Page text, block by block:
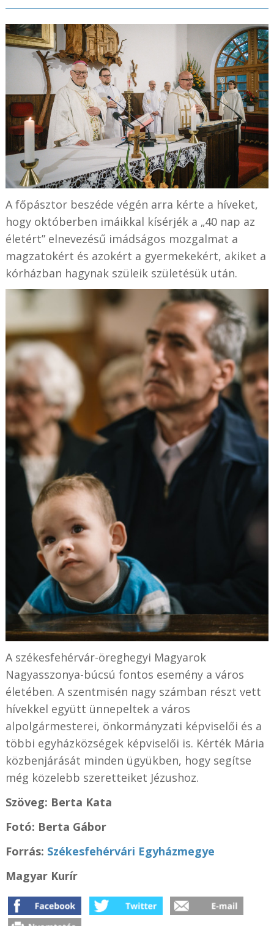
A főpásztor beszéde végén arra kérte a híveket,
hogy októberben imáikkal kísérjék a „40 nap az
életért” elnevezésű imádságos mozgalmat a
magzatokért és azokért a gyermekekért, akiket a
kórházban hagynak szüleik születésük után.
A székesfehérvár-öreghegyi Magyarok
Nagyasszonya-búcsú fontos esemény a város
életében. A szentmisén nagy számban részt vett
hívekkel együtt ünnepeltek a város
alpolgármesterei, önkormányzati képviselői és a
többi egyházközségek képviselői is. Kérték Mária
közbenjárását minden ügyükben, hogy segítse
még közelebb szeretteiket Jézushoz.
Szöveg: Berta Kata
Fotó: Berta Gábor
Forrás: Székesfehérvári Egyházmegye
Magyar Kurír